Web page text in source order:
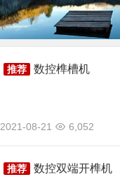
数控榫槽机
2021-08-21 6,052
数控双端开榫机